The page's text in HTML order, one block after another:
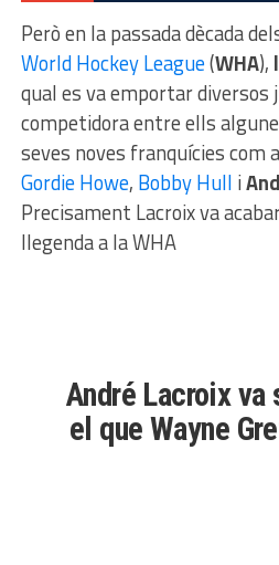
Però en la passada dècada
World Hockey League(WHA),
qual es va emportar diversos
competidora entre ells
seves noves franquícies com
Gordie Howe, Bobby Hull i
Precisament Lacroix va
llegenda a la WHA
André Lacroix va
el que Wayne